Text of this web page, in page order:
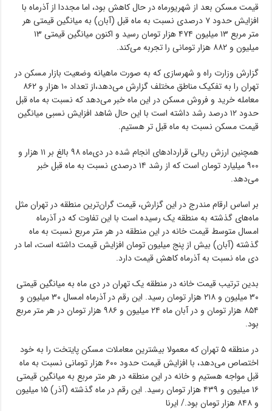
قیمت مسکن بعد از شهریورماه در حال کاهش بود، اما مجددا از آذرماه با
افزایش حدود ۷ درصدی نسبت به ماه قبل (آبان) به میانگین قیمتی هر
متر مربع ۱۳ میلیون ۴۷۴ هزار تومان رسید و اکنون میانگین قیمتی ۱۳
میلیون و ۸۸۲ هزار تومانی را تجربه می‌کند.
گزارش وزارت راه و شهرسازی که به صورت ماهیانه وضعیت بازار مسکن در
تهران را به تفکیک مناطق مختلف گزارش می‌دهد،از تعداد ۱۰ هزار و ۸۶۲
معامله خرید و فروش مسکن در این ماه خبر می‌دهد که نسبت به ماه قبل
حدود ۱۲ درصد رشد داشته است با این حال شاهد افزایش نسبی میانگین
قیمت مسکن نسبت به ماه قبل تر هستیم.
همچنین ارزش ریالی قراردادهای انجام شده در دی‌ماه ۹۸ بالغ بر ۱۱ هزار و
۹۰۰ میلیارد تومان است که از رشد ۱۴ درصدی نسبت به ماه قبل خبر
می‌دهد.
بر اساس ارقام مندرج در این گزارش، قیمت گران‌ترین منطقه در تهران مثل
ماه‌های گذشته به منطقه یک رسیده است با این تفاوت که در آذرماه
امسال متوسط قیمت خانه در این منطقه در هر متر مربع نسبت به ماه
گذشته (آبان) بیش از پنج میلیون تومان افزایش قیمت داشته است، اما در
دی ماه نسبت به آذرماه کاهش قیمت دارد.
بدین ترتیب قیمت خانه در منطقه یک تهران در دی ماه به میانگین قیمتی
۳۰ میلیون و ۲۱۸ هزار تومان رسید. این رقم در آذرماه امسال ۳۰ میلیون و
۸۵۴ هزار تومان و در آبان ماه ۲۴ میلیون و ۹۸۶ هزار تومان در هر متر مربع
بود.
در منطقه ۵ تهران که معمولا بیشترین معاملات مسکن پایتخت را به خود
اختصاص می‌دهد، با افزایش قیمت حدود ۶۰۰ هزار تومانی نسبت به ماه
قبل مواجه هستیم و خانه در این منطقه در هر متر مربع به میانگین قیمتی
۱۶ میلیون و ۴۳۹ هزار تومان رسید. این رقم در ماه گذشته (آذر) ۱۵ میلیون
و ۸۴۸ هزار تومان بود./ ایرنا